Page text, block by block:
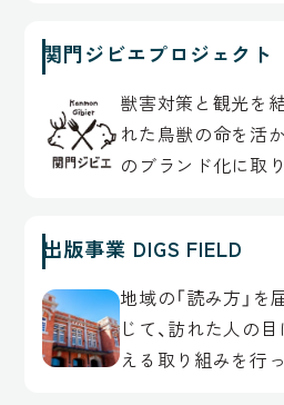
関門ジビエプロジェクト
獣害対策と観光を
れた鳥獣の命を活
のブランド化に取
出版事業 DIGS FIELD
地域の「読み方」
じて、訪れた人の
える取り組みを行